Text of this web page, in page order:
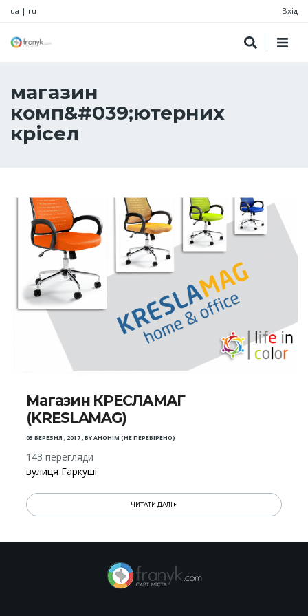
ua | ru Вхід
магазин
комп&#039;ютерних
крісел
Магазин КРЕСЛАМАГ
(KRESLAMAG)
03 БЕРЕЗНЯ , 2017,BYАНОНІМ (НЕ ПЕРЕВІРЕНО)
143 перегляди
вулиця Гаркуші
ЧИТАТИ ДАЛІ